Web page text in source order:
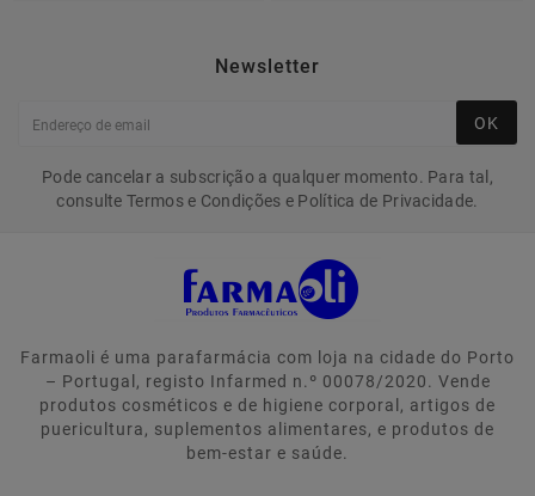
Newsletter
OK
Pode cancelar a subscrição a qualquer momento. Para tal,
consulte Termos e Condições e Política de Privacidade.
Farmaoli é uma parafarmácia com loja na cidade do Porto
– Portugal, registo Infarmed n.º 00078/2020. Vende
produtos cosméticos e de higiene corporal, artigos de
puericultura, suplementos alimentares, e produtos de
bem-estar e saúde.